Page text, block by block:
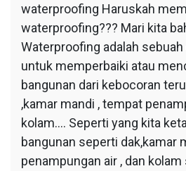
waterproofing Haruskah
waterproofing??? Mari kita
Waterproofing adalah
untuk memperbaiki atau
bangunan dari kebocoran
,kamar mandi , tempat
kolam…. Seperti yang kita
bangunan seperti dak,kamar
penampungan air , dan